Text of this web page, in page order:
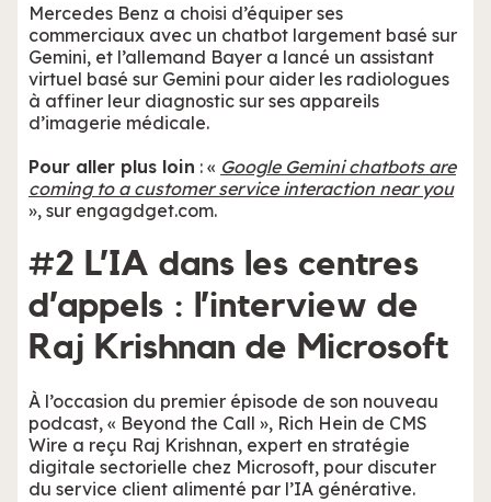
Mercedes Benz a choisi d’équiper ses
commerciaux avec un chatbot largement basé sur
Gemini, et l’allemand Bayer a lancé un assistant
virtuel basé sur Gemini pour aider les radiologues
à affiner leur diagnostic sur ses appareils
d’imagerie médicale.
Pour aller plus loin : « Google Gemini chatbots are
coming to a customer service interaction near you
», sur engagdget.com.
#2 L’IA dans les centres
d’appels : l’interview de
Raj Krishnan de Microsoft
À l’occasion du premier épisode de son nouveau
podcast, « Beyond the Call », Rich Hein de CMS
Wire a reçu Raj Krishnan, expert en stratégie
digitale sectorielle chez Microsoft, pour discuter
du service client alimenté par l’IA générative.